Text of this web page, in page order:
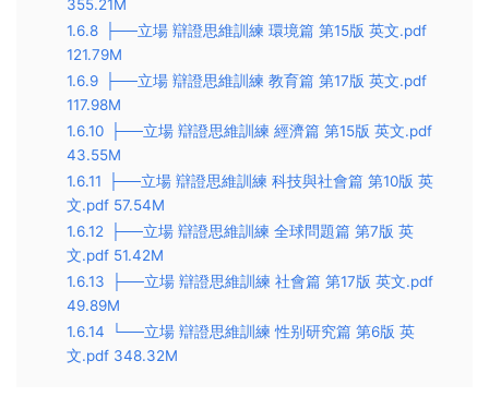
355.21M
1.6.8
├──立場 辯證思維訓練 環境篇 第15版 英文.pdf
121.79M
1.6.9
├──立場 辯證思維訓練 教育篇 第17版 英文.pdf
117.98M
1.6.10
├──立場 辯證思維訓練 經濟篇 第15版 英文.pdf
43.55M
1.6.11
├──立場 辯證思維訓練 科技與社會篇 第10版 英
文.pdf 57.54M
1.6.12
├──立場 辯證思維訓練 全球問題篇 第7版 英
文.pdf 51.42M
1.6.13
├──立場 辯證思維訓練 社會篇 第17版 英文.pdf
49.89M
1.6.14
└──立場 辯證思維訓練 性别研究篇 第6版 英
文.pdf 348.32M